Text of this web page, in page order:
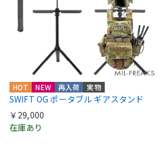
HOT NEW 再入荷 実物
SWIFT OG ポータブル ギアスタンド
￥29,000
在庫あり